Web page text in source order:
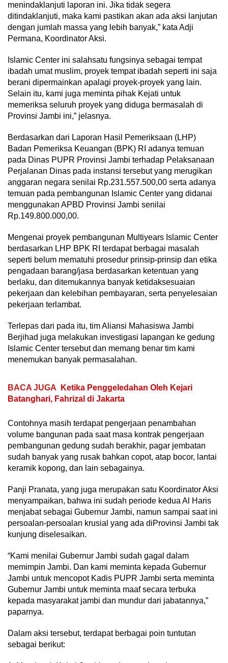
menindaklanjuti laporan ini. Jika tidak segera
ditindaklanjuti, maka kami pastikan akan ada aksi lanjutan
dengan jumlah massa yang lebih banyak,” kata Adji
Permana, Koordinator Aksi.
Islamic Center ini salahsatu fungsinya sebagai tempat
ibadah umat muslim, proyek tempat ibadah seperti ini saja
berani dipermainkan apalagi proyek-proyek yang lain.
Selain itu, kami juga meminta pihak Kejati untuk
memeriksa seluruh proyek yang diduga bermasalah di
Provinsi Jambi ini,” jelasnya.
Berdasarkan dari Laporan Hasil Pemeriksaan (LHP)
Badan Pemeriksa Keuangan (BPK) RI adanya temuan
pada Dinas PUPR Provinsi Jambi terhadap Pelaksanaan
Perjalanan Dinas pada instansi tersebut yang merugikan
anggaran negara senilai Rp.231.557.500,00 serta adanya
temuan pada pembangunan Islamic Center yang didanai
menggunakan APBD Provinsi Jambi senilai
Rp.149.800.000,00.
Mengenai proyek pembangunan Multiyears Islamic Center
berdasarkan LHP BPK RI terdapat berbagai masalah
seperti belum mematuhi prosedur prinsip-prinsip dan etika
pengadaan barang/jasa berdasarkan ketentuan yang
berlaku, dan ditemukannya banyak ketidaksesuaian
pekerjaan dan kelebihan pembayaran, serta penyelesaian
pekerjaan terlambat.
Terlepas dari pada itu, tim Aliansi Mahasiswa Jambi
Berjihad juga melakukan investigasi lapangan ke gedung
Islamic Center tersebut dan memang benar tim kami
menemukan banyak permasalahan.
BACA JUGA
Ketika Penggeledahan Oleh Kejari
Batanghari, Fahrizal di Jakarta
Contohnya masih terdapat pengerjaan penambahan
volume bangunan pada saat masa kontrak pengerjaan
pembangunan gedung sudah berakhir, pagar jembatan
sudah banyak yang rusak bahkan copot, atap bocor, lantai
keramik kopong, dan lain sebagainya.
Panji Pranata, yang juga merupakan satu Koordinator Aksi
menyampaikan, bahwa ini sudah periode kedua Al Haris
menjabat sebagai Gubernur Jambi, namun sampai saat ini
persoalan-persoalan krusial yang ada diProvinsi Jambi tak
kunjung diselesaikan.
“Kami menilai Gubernur Jambi sudah gagal dalam
memimpin Jambi. Dan kami meminta kepada Gubernur
Jambi untuk mencopot Kadis PUPR Jambi serta meminta
Gubernur Jambi untuk meminta maaf secara terbuka
kepada masyarakat jambi dan mundur dari jabatannya,”
paparnya.
Dalam aksi tersebut, terdapat berbagai poin tuntutan
sebagai berikut: